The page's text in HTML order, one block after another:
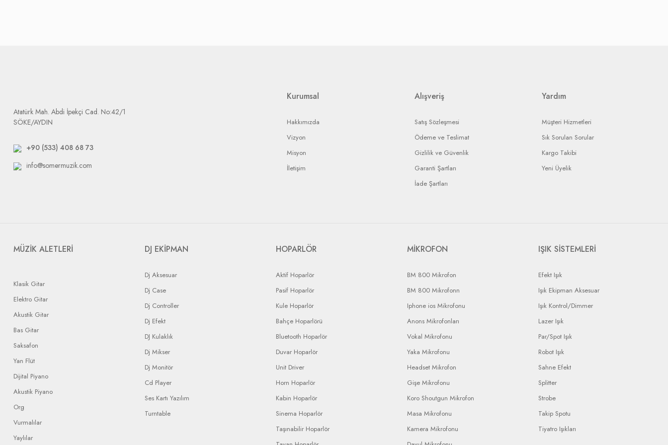
Dikkat etmeniz gerek durum: tarafımıza yapılacak bütün gönderilerin anlaşmalı olduğumuz kargo firmaları ile yapılması gerekir.
Atatürk Mah. Abdi İpekçi Cad. No:42/1
SÖKE/AYDIN
+90 (533) 408 68 73
info@somermuzik.com
Kurumsal
Hakkımızda
Vizyon
Misyon
İletişim
Alışveriş
Satış Sözleşmesi
Ödeme ve Teslimat
Gizlilik ve Güvenlik
Garanti Şartları
İade Şartları
Yardım
Müşteri Hizmetleri
Sık Sorulan Sorular
Kargo Takibi
Yeni Üyelik
MÜZİK ALETLERİ
Klasik Gitar
Elektro Gitar
Akustik Gitar
Bas Gitar
Saksafon
Yan Flüt
Dijital Piyano
Akustik Piyano
Org
Vurmalılar
Yaylılar
DJ EKİPMAN
Dj Aksesuar
Dj Case
Dj Controller
Dj Efekt
DJ Kulaklık
Dj Mikser
Dj Monitör
Cd Player
Ses Kartı Yazılım
Turntable
HOPARLÖR
Aktif Hoparlör
Pasif Hoparlör
Kule Hoparlör
Bahçe Hoparlörü
Bluetooth Hoparlör
Duvar Hoparlör
Unit Driver
Horn Hoparlör
Kabin Hoparlör
Sinema Hoparlör
Taşınabilir Hoparlör
MİKROFON
BM 800 Mikrofon
BM 800 Mikrofonn
Iphone ios Mikrofonu
Anons Mikrofonları
Vokal Mikrofonu
Yaka Mikrofonu
Headset Mikrofon
Gişe Mikrofonu
Koro Shoutgun Mikrofon
Masa Mikrofonu
Kamera Mikrofonu
IŞIK SİSTEMLERİ
Efekt Işık
Işık Ekipman Aksesuar
Işık Kontrol/Dimmer
Lazer Işık
Par/Spot Işık
Robot Işık
Sahne Efekt
Splitter
Strobe
Takip Spotu
Tiyatro Işıkları